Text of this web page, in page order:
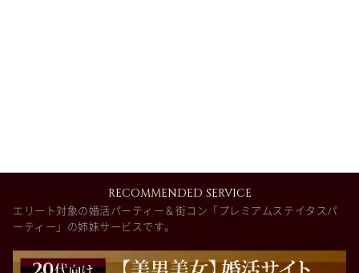
RECOMMENDED SERVICE
エリート対象の婚活パーティー＆街コン「プレミアムステイタスパ
ーティー」の姉妹サービスです。